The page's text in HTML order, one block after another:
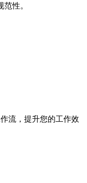
性。
流，提升您的工作效